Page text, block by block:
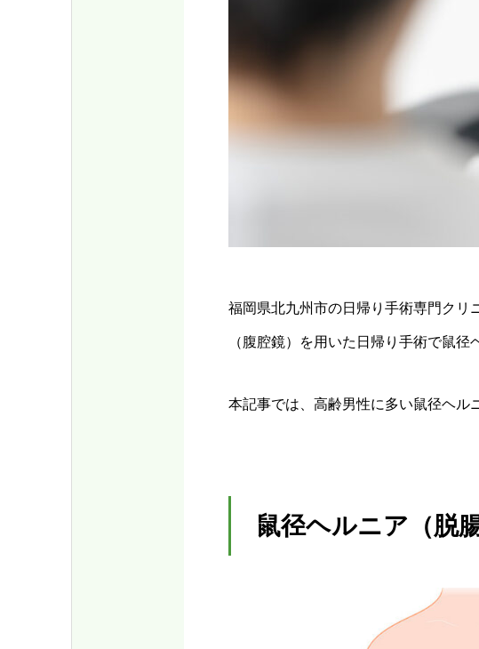
福岡県北九州市の日帰り手術専門クリ
（腹腔鏡）を用いた日帰り手術で鼠径
本記事では、高齢男性に多い鼠径ヘル
鼠径ヘルニア（脱